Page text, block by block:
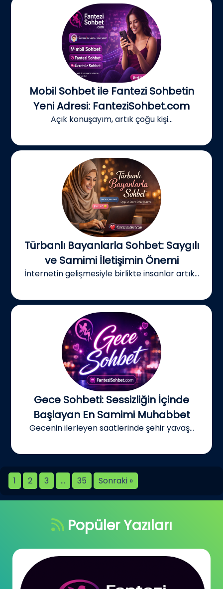
Mobil Sohbet ile Fantezi Sohbetin
Yeni Adresi: FanteziSohbet.com
Açık konuşayım, artık çoğu kişi...
Türbanlı Bayanlarla Sohbet: Saygılı
ve Samimi İletişimin Önemi
İnternetin gelişmesiyle birlikte insanlar artık...
Gece Sohbeti: Sessizliğin İçinde
Başlayan En Samimi Muhabbet
Gecenin ilerleyen saatlerinde şehir yavaş...
1 2 3 … 35 Sonraki »
Popüler Yazıları